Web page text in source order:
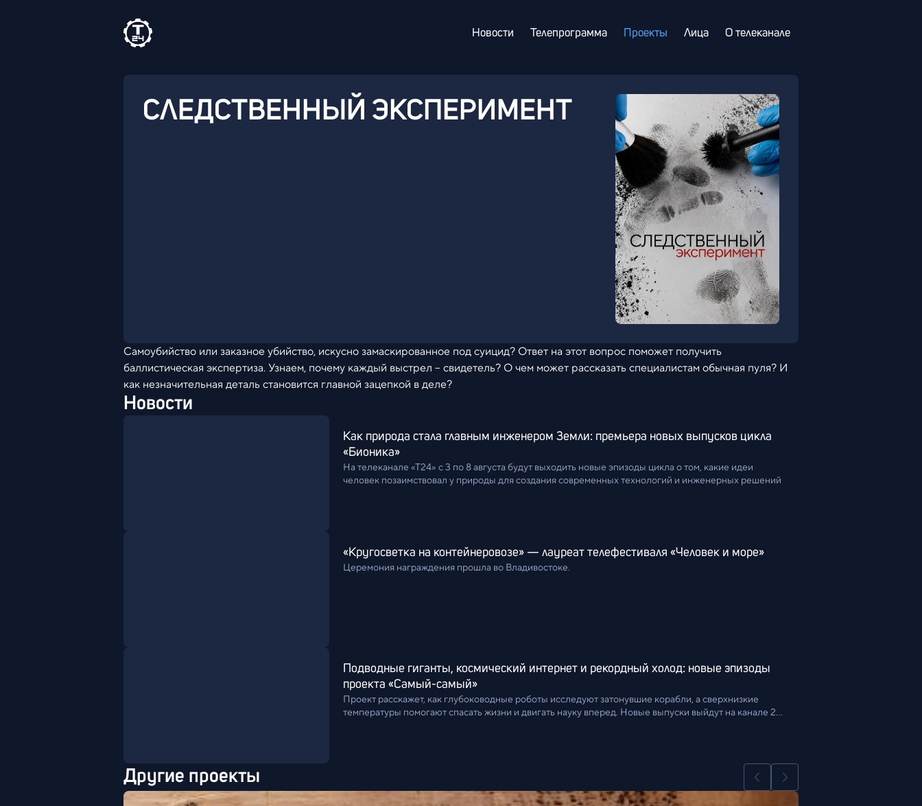
Новости Телепрограмма Проекты Лица О телеканале
СЛЕДСТВЕННЫЙ ЭКСПЕРИМЕНТ
Самоубийство или заказное убийство, искусно замаскированное под суицид? Ответ на этот вопрос поможет получить
баллистическая экспертиза. Узнаем, почему каждый выстрел – свидетель? О чем может рассказать специалистам обычная пуля? И
как незначительная деталь становится главной зацепкой в деле?
Новости
Как природа стала главным инженером Земли: премьера новых выпусков цикла
«Бионика»
На телеканале «Т24» с 3 по 8 августа будут выходить новые эпизоды цикла о том, какие идеи
человек позаимствовал у природы для создания современных технологий и инженерных решений
«Кругосветка на контейнеровозе» — лауреат телефестиваля «Человек и море»
Церемония награждения прошла во Владивостоке.
Подводные гиганты, космический интернет и рекордный холод: новые эпизоды
проекта «Самый-самый»
Проект расскажет, как глубоководные роботы исследуют затонувшие корабли, а сверхнизкие
температуры помогают спасать жизни и двигать науку вперед. Новые выпуски выйдут на канале 27
Другие проекты